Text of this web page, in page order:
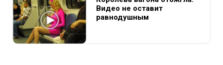
Видео не оставит
равнодушным